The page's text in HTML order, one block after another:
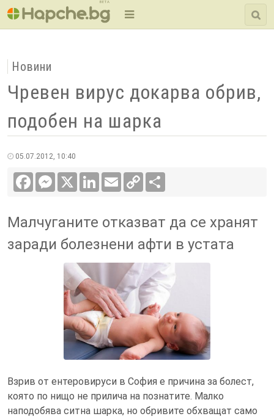
BETA
Новини
Чревен вирус докарва обрив,
подобен на шарка
05.07.2012, 10:40
FacebookMessenger LinkedInEmail
Copy
Link
Малчуганите отказват да се хранят
заради болезнени афти в устата
Състоянието е заразно,
заразяването става лесно и
вирусът се разпространява бързо в
колективи
Взрив от ентеровируси в София е причина за болест,
която по нищо не прилича на познатите. Малко
наподобява ситна шарка, но обривите обхващат само